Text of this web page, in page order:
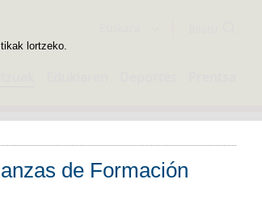
lortzeko.
de Formación